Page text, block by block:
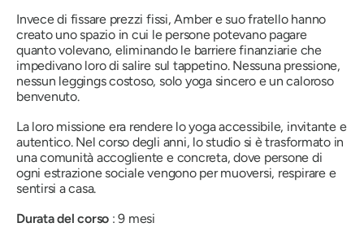
Invece di fissare prezzi fissi, Amber e suo fratello hanno
creato uno spazio in cui le persone potevano pagare
quanto volevano, eliminando le barriere finanziarie che
impedivano loro di salire sul tappetino. Nessuna pressione,
nessun leggings costoso, solo yoga sincero e un caloroso
benvenuto.
La loro missione era rendere lo yoga accessibile, invitante e
autentico. Nel corso degli anni, lo studio si è trasformato in
una comunità accogliente e concreta, dove persone di
ogni estrazione sociale vengono per muoversi, respirare e
sentirsi a casa.
Durata del corso : 9 mesi